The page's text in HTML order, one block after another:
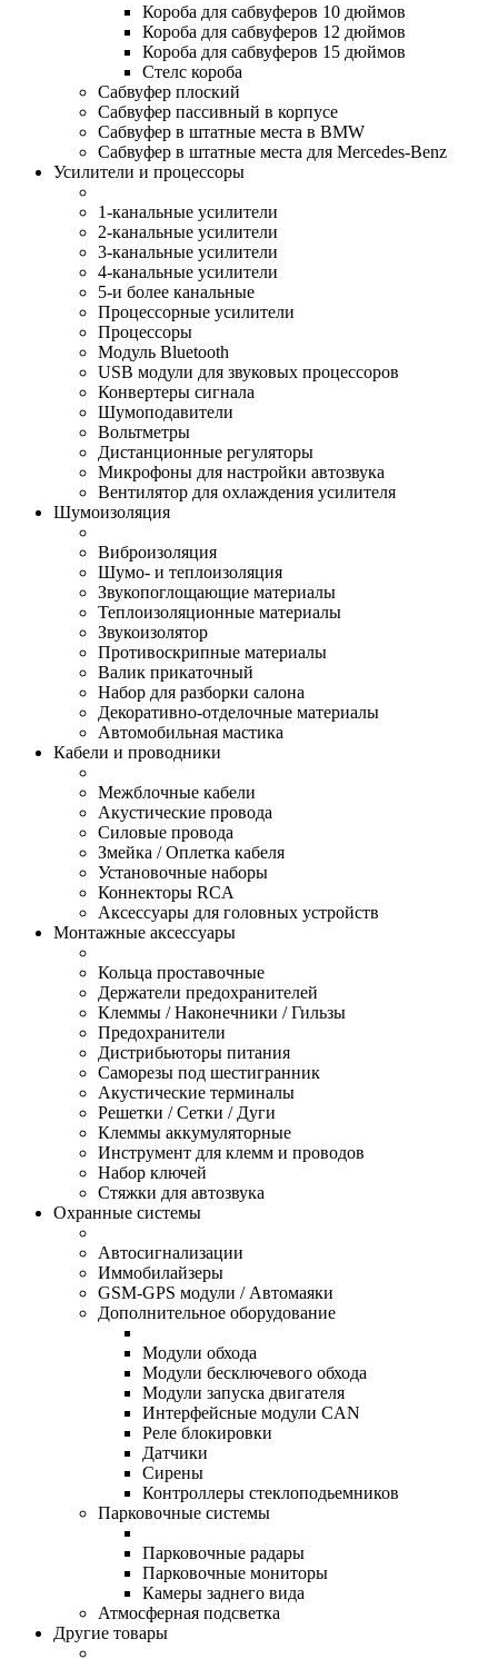
Короба для сабвуферов 10 дюймов
Короба для сабвуферов 12 дюймов
Короба для сабвуферов 15 дюймов
Стелс короба
Cабвуфер плоский
Сабвуфер пассивный в корпусе
Сабвуфер в штатные места в BMW
Сабвуфер в штатные места для Mercedes-Benz
Усилители и процессоры
1-канальные усилители
2-канальные усилители
3-канальные усилители
4-канальные усилители
5-и более канальные
Процессорные усилители
Процессоры
Модуль Bluetooth
USB модули для звуковых процессоров
Конвертеры сигнала
Шумоподавители
Вольтметры
Дистанционные регуляторы
Микрофоны для настройки автозвука
Вентилятор для охлаждения усилителя
Шумоизоляция
Виброизоляция
Шумо- и теплоизоляция
Звукопоглощающие материалы
Теплоизоляционные материалы
Звукоизолятор
Противоскрипные материалы
Валик прикаточный
Набор для разборки салона
Декоративно-отделочные материалы
Автомобильная мастика
Кабели и проводники
Межблочные кабели
Акустические провода
Силовые провода
Змейка / Оплетка кабеля
Установочные наборы
Коннекторы RCA
Аксессуары для головных устройств
Монтажные аксессуары
Кольца проставочные
Держатели предохранителей
Клеммы / Наконечники / Гильзы
Предохранители
Дистрибьюторы питания
Саморезы под шестигранник
Акустические терминалы
Решетки / Сетки / Дуги
Клеммы аккумуляторные
Инструмент для клемм и проводов
Набор ключей
Стяжки для автозвука
Охранные системы
Автосигнализации
Иммобилайзеры
GSM-GPS модули / Автомаяки
Дополнительное оборудование
Модули обхода
Модули бесключевого обхода
Модули запуска двигателя
Интерфейсные модули CAN
Реле блокировки
Датчики
Сирены
Контроллеры стеклоподьемников
Парковочные системы
Парковочные радары
Парковочные мониторы
Камеры заднего вида
Атмосферная подсветка
Другие товары